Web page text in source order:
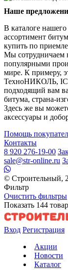
Наше
В каталоге
ассортимент
купить по
Мы
популярными
мире. К примеру,
ТехноНИКОЛЬ,
подходящий вам
битума, страна-
Здесь же вы
аксессуары и
Помощь
Контакты
8 920 276-19-00
sale@str-online.ru
© Строительный,
Фильтр
Очистить фильтры
Показать 144
Вход Регистрация
Акции
Новости
Каталог